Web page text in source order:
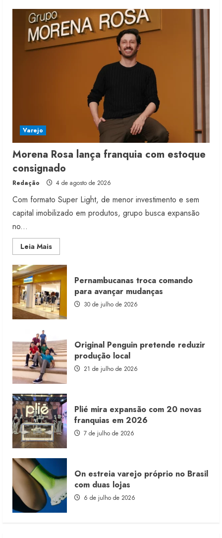
5
3 de agosto de 2026
Varejo
Morena Rosa lança franquia com estoque
consignado
Redação 4 de agosto de 2026
Com formato Super Light, de menor investimento e sem
capital imobilizado em produtos, grupo busca expansão
no...
Leia MaisRead
more
Morena
Rosa
lança
franquia
com
estoque
consignado
Pernambucanas troca comando
para avançar mudanças
30 de julho de 2026
Original Penguin pretende reduzir
produção local
21 de julho de 2026
Plié mira expansão com 20 novas
franquias em 2026
7 de julho de 2026
On estreia varejo próprio no Brasil
com duas lojas
6 de julho de 2026